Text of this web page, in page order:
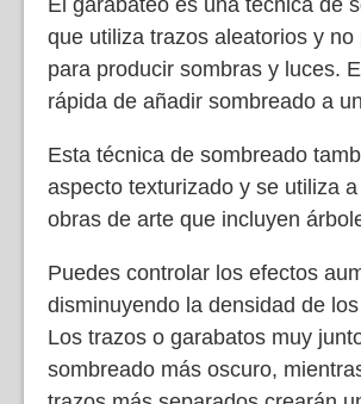
El garabateo es una técnica de
que utiliza trazos aleatorios y no
para producir sombras y luces.
rápida de añadir sombreado a
Esta técnica de sombreado
aspecto texturizado y se utiliza
obras de arte que incluyen
Puedes controlar los efectos
disminuyendo la densidad de
Los trazos o garabatos muy
sombreado más oscuro,